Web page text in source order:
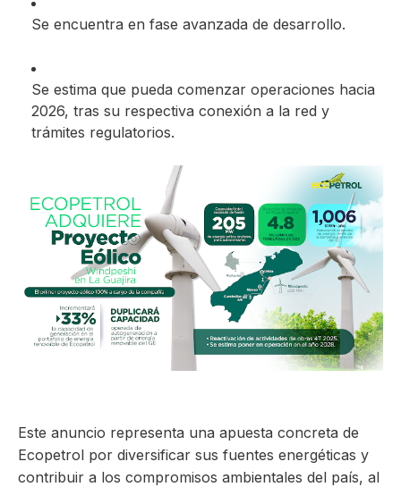
Se encuentra en fase avanzada de desarrollo.
Se estima que pueda comenzar operaciones hacia
2026, tras su respectiva conexión a la red y
trámites regulatorios.
Este anuncio representa una apuesta concreta de
Ecopetrol por diversificar sus fuentes energéticas y
contribuir a los compromisos ambientales del país, al